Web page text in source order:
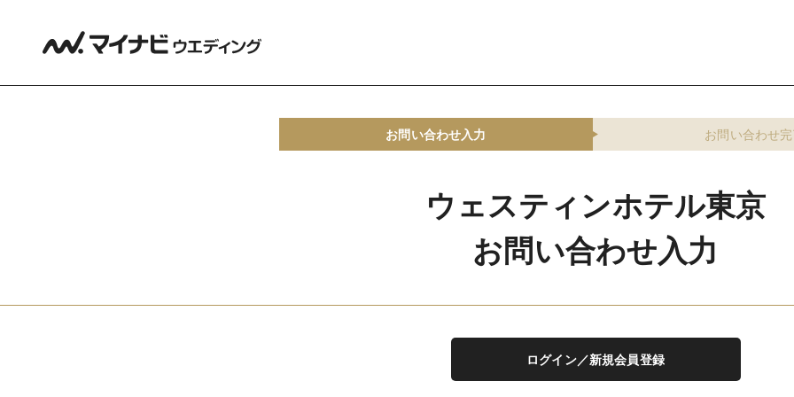
お問い合わせ入力 お問い合わせ
ウェスティンホテル東京
お問い合わせ入力
ログイン／新規会員登録